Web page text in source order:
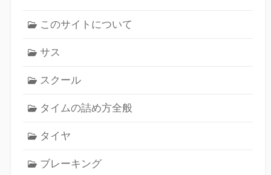
このサイトについて
サス
スクール
タイムの詰め方全般
タイヤ
ブレーキング